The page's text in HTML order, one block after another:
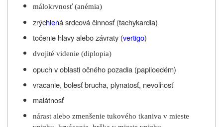
málokrvnosť (anémia)
zrýchlená srdcová činnosť (tachykardia)
točenie hlavy alebo závraty (vertigo)
dvojité videnie (diplopia)
opuch v oblasti očného pozadia (papiloedém)
vracanie, bolesť brucha, plynatosť, nevoľnosť
malátnosť
nárast alebo zmenšenie tukového tkaniva v mieste